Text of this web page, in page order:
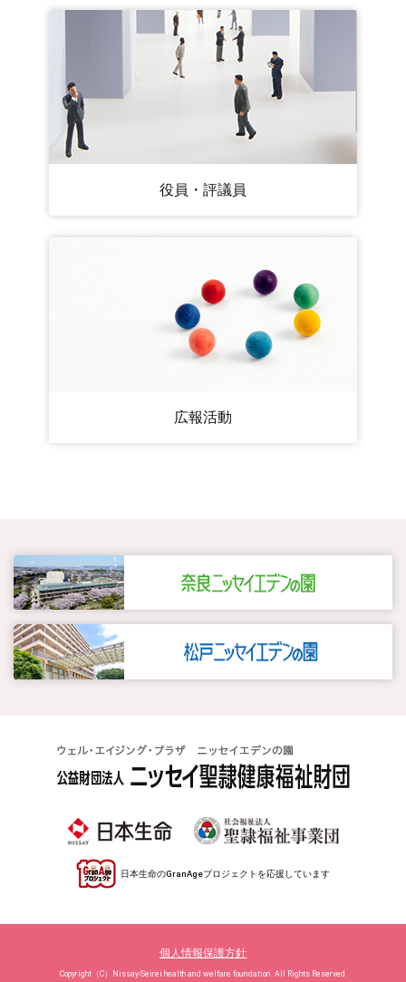
役員・評議員
広報活動
日本生命のGranAgeプロジェクトを応援しています
個人情報保護方針
Copyright（C）Nissay-Seirei health and welfare foundation. All Rights Reserved.